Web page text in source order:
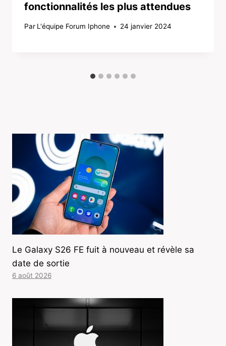
fonctionnalités les plus attendues
Par L'équipe Forum Iphone 24 janvier 2024
Le Galaxy S26 FE fuit à nouveau et révèle sa
date de sortie
6 août 2026